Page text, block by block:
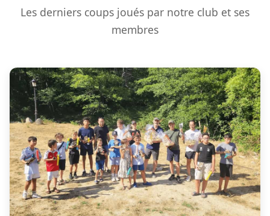
Les derniers coups joués par notre club et ses
membres